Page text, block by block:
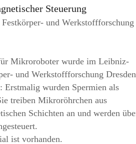
Steuerung
und Werkstoffforschung
Mikroroboter wurde im Leibniz-
und Werkstoffforschung Dresden
Erstmalig wurden Spermien als
treiben Mikroröhrchen aus
Schichten an und werden
ist vorhanden.